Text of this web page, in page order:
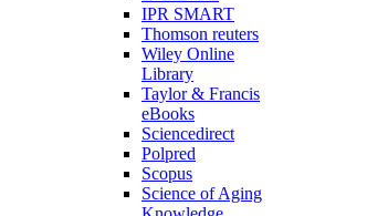
IPR SMART
Thomson reuters
Wiley Online
Library
Taylor & Francis
eBooks
Sciencedirect
Polpred
Scopus
Science of Aging